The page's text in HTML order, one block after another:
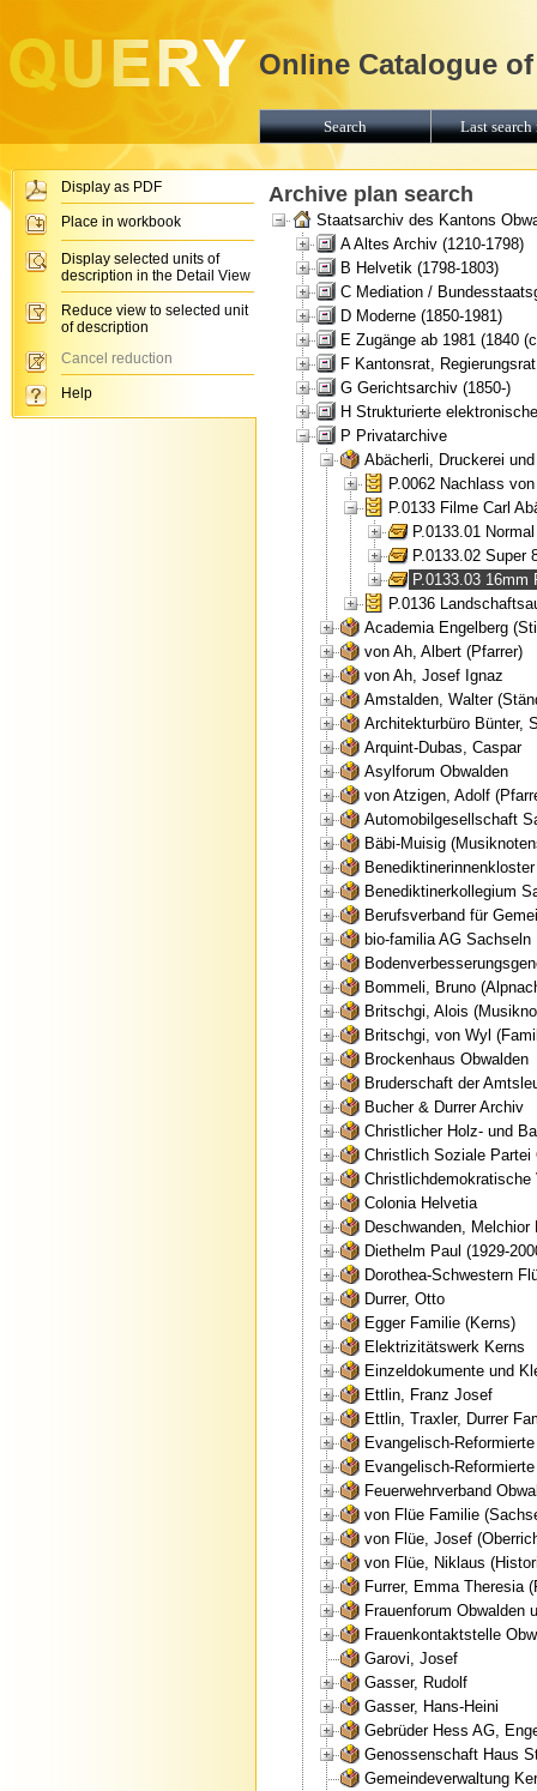
Archive plan search
Staatsarchiv des Kantons
A Altes Archiv (1210-1798)
B Helvetik (1798-1803)
C Mediation /
D Moderne (1850-1981)
E Zugänge ab 1981 (1840
F Kantonsrat,
G Gerichtsarchiv (1850-)
H Strukturierte
P Privatarchive
Abächerli, Druckerei
P.0062 Nachlass
P.0133 Filme Carl
P.0133.01
P.0133.02 Super
P.0133.03 16mm
P.0136
Academia Engelberg
von Ah, Albert (Pfarrer)
von Ah, Josef Ignaz
Amstalden, Walter
Architekturbüro Bünter,
Arquint-Dubas, Caspar
Asylforum Obwalden
von Atzigen, Adolf
Automobilgesellschaft
Bäbi-Muisig
Benediktinerkollegium
Berufsverband für
bio-familia AG Sachseln
Bommeli, Bruno
Britschgi, Alois
Britschgi, von Wyl
Brockenhaus Obwalden
Bruderschaft der
Bucher & Durrer Archiv
Christlicher Holz- und
Christlich Soziale Partei
Colonia Helvetia
Deschwanden, Melchior
Diethelm Paul (1929-
Dorothea-Schwestern
Durrer, Otto
Egger Familie (Kerns)
Elektrizitätswerk Kerns
Einzeldokumente und
Ettlin, Franz Josef
Ettlin, Traxler, Durrer
Evangelisch-
Evangelisch-
Feuerwehrverband
von Flüe Familie
von Flüe, Josef
von Flüe, Niklaus
Furrer, Emma Theresia
Frauenforum Obwalden
Frauenkontaktstelle
Garovi, Josef
Gasser, Rudolf
Gasser, Hans-Heini
Gebrüder Hess AG,
Genossenschaft Haus
Gemeindeverwaltung
Online Catalogue
Search Last
Display as PDF
Place in workbook
Display selected units of
description in the Detail View
Reduce view to selected unit
of description
Cancel reduction
Help